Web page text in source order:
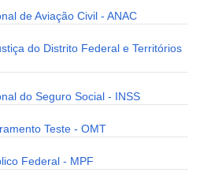
de Aviação Civil - ANAC
do Distrito Federal e Territórios
do Seguro Social - INSS
Teste - OMT
Federal - MPF